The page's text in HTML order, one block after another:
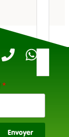
Envoyer